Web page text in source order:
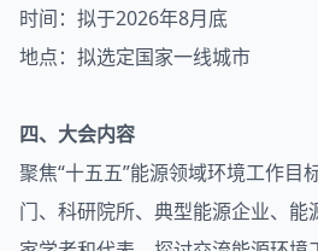
时间：拟于2026年8月底
地点：拟选定国家一线城市
四、大会内容
聚焦“十五五”能源领域环境工作目
门、科研院所、典型能源企业、能